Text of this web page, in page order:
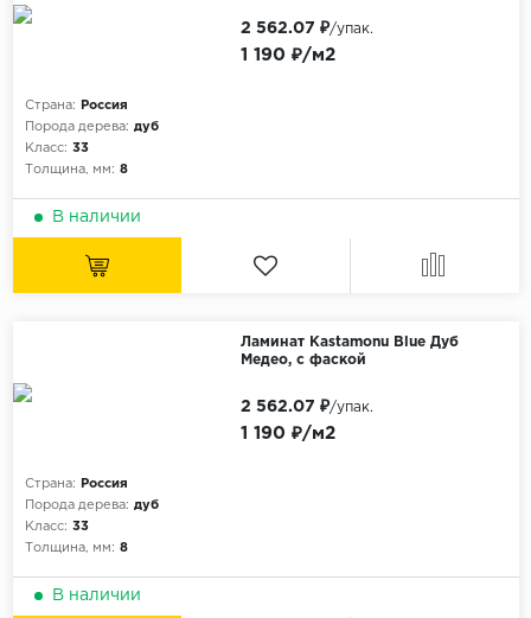
Страна:
Россия
Порода дерева: дуб
Класс: 33
Толщина, мм: 8
1 190 ₽/м2
2 562.07 ₽/упак.
В наличии
Ламинат Kastamonu Blue Дуб
Медео, с фаской
Страна:
Россия
Порода дерева: дуб
Класс: 33
Толщина, мм: 8
1 190 ₽/м2
2 562.07 ₽/упак.
В наличии